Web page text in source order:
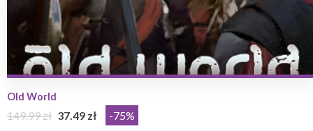
Old World
149.99 zł 37.49 zł -75%